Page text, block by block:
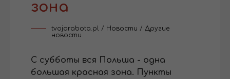
зона
tvojarabota.pl / Новости / Другие
новости
С субботы вся Польша - одна
большая красная зона. Пункты